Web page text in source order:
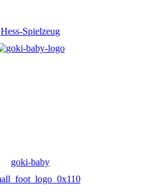
Hess-Spielzeug
goki-baby